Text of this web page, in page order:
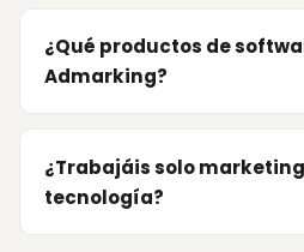
¿Qué productos de
Admarking?
¿Trabajáis solo
tecnología?